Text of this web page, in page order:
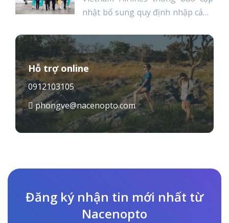
nhật bổ sung quy định nhập cảnh
Nam đi Nhật từ tháng 12/2021
đến tháng 3/2022: CHẶNG BAY
SHCB NGÀY TRONG TUẦN GIỜ
BAY TÀU HAN-NRT VN310 Thứ 5,
CN hàng tuần 00:30 – 07:45 A350
SGN-NRT VN300 Thứ 3 hàng
tuần 01:30 […]
Hỗ trợ online
0912103105
phongve@nacenopto.com
Đăng ký nhận tin mới nhất từ
Nacenopto